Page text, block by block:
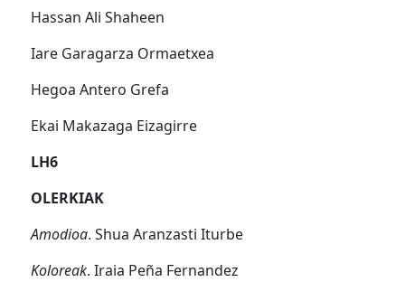
Hassan Ali Shaheen
Iare Garagarza Ormaetxea
Hegoa Antero Grefa
Ekai Makazaga Eizagirre
LH6
OLERKIAK
Amodioa. Shua Aranzasti Iturbe
Koloreak. Iraia Peña Fernandez